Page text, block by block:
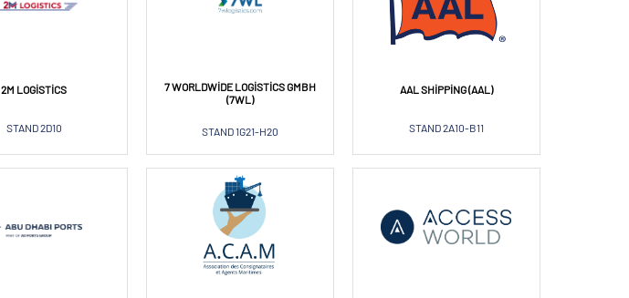
2M LOGISTICS
STAND 2D10
7 WORLDWIDE LOGISTICS GMBH
(7WL)
STAND 1G21-H20
AAL SHIPPING (AAL)
STAND 2A10-B11